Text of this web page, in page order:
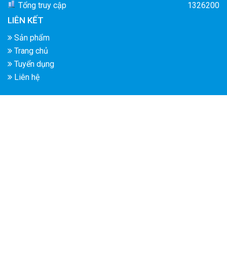
Tổng truy cập
1326200
LIÊN KẾT
Sản phẩm
Trang chủ
Tuyển dụng
Liên hệ